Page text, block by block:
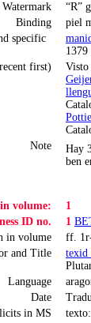
Watermark
“R”
Binding
piel
specific
1379
first)
Visto
Note
Hay
ben
volume:
1
ID no.
1
in volume
ff.
and Title
texid
Language
Date
in MS